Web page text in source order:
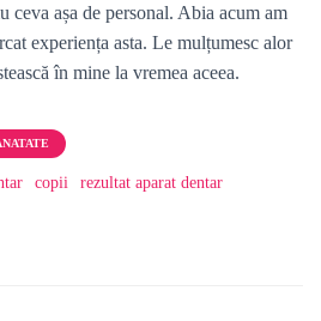
ceva așa de personal. Abia acum am
experiența asta. Le mulțumesc alor
în mine la vremea aceea.
copii rezultat aparat dentar